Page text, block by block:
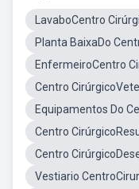
LavaboCentro
Planta BaixaDo
EnfermeiroCentro
Centro
Equipamentos Do
Centro
Centro
Vestiario